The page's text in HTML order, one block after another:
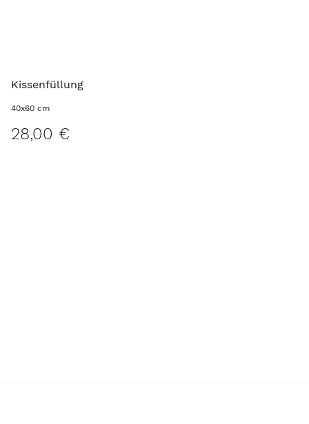
Kissenfüllung
40x60 cm
28,00 €